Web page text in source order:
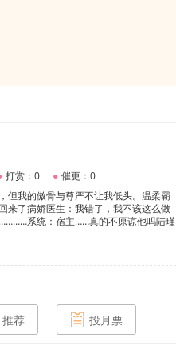
打赏：0 ● 催更：0
但我的傲骨与尊严不让我低头。温柔霸
来了病娇医生：我错了，我不该这么做
系统：宿主……真的不原谅他吗陆瑾
推荐 投月票